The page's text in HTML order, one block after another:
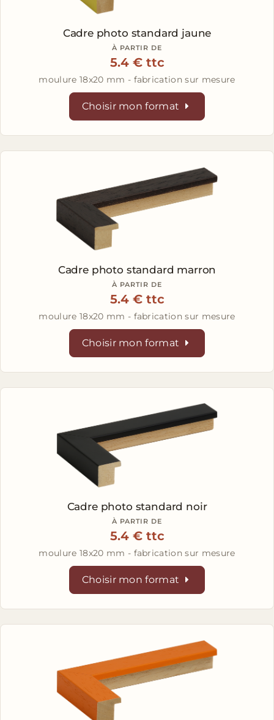
Cadre photo standard jaune
À PARTIR DE
5.4 € ttc
moulure 18x20 mm - fabrication sur mesure
Choisir mon format
Cadre photo standard marron
À PARTIR DE
5.4 € ttc
moulure 18x20 mm - fabrication sur mesure
Choisir mon format
Cadre photo standard noir
À PARTIR DE
5.4 € ttc
moulure 18x20 mm - fabrication sur mesure
Choisir mon format